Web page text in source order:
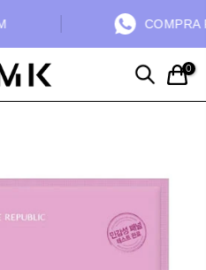
COMPRA
0